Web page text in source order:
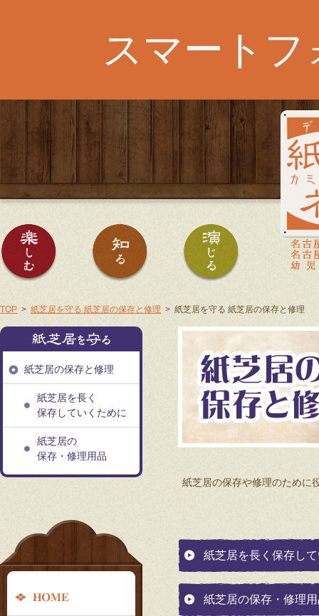
スマート
紙芝居を楽しむ 紙芝居を知る 紙芝居を演じる
TOP 紙芝居を守る 紙芝居の保存と修理 紙芝居を守る 紙芝居の保存と修理
紙芝居の保存や修理のために
紙芝居を長く保存し
紙芝居の保存・修理
紙芝居の保存と修理
紙芝居を長く
保存していくために
紙芝居の
保存・修理用品
ロ
ー